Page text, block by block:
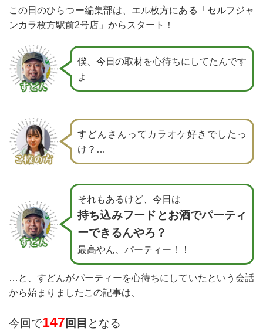
この日のひらつー編集部は、エル枚方にある「セルフジャ
ンカラ枚方駅前2号店」からスタート！
僕、今日の取材を心待ちにしてたんです
よ
すどんさんってカラオケ好きでしたっ
け？…
それもあるけど、今日は
持ち込みフードとお酒でパーティ
ーできるんやろ？
最高やん、パーティー！！
…と、すどんがパーティーを心待ちにしていたという会話
から始まりましたこの記事は、
今回で147 回目 となる